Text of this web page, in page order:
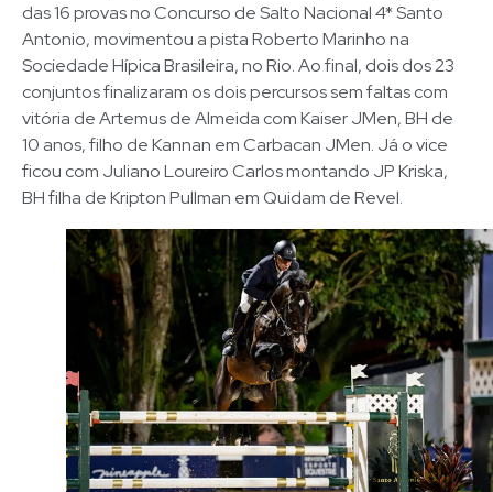
das 16 provas no Concurso de Salto Nacional 4* Santo
Antonio, movimentou a pista Roberto Marinho na
Sociedade Hípica Brasileira, no Rio. Ao final, dois dos 23
conjuntos finalizaram os dois percursos sem faltas com
vitória de Artemus de Almeida com Kaiser JMen, BH de
10 anos, filho de Kannan em Carbacan JMen. Já o vice
ficou com Juliano Loureiro Carlos montando JP Kriska,
BH filha de Kripton Pullman em Quidam de Revel.